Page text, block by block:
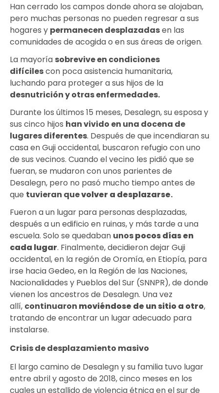
Han cerrado los campos donde ahora se alojaban,
pero muchas personas no pueden regresar a sus
hogares y permanecen desplazadasen las
comunidades de acogida o en sus áreas de origen.
La mayoría sobrevive en condiciones
difícilescon poca asistencia humanitaria,
luchando para proteger a sus hijos de la
desnutrición y otras enfermedades.
Durante los últimos 15 meses, Desalegn, su esposa y
sus cinco hijos han vivido en una docena de
lugares diferentes. Después de que incendiaran su
casa en Guji occidental, buscaron refugio con uno
de sus vecinos. Cuando el vecino les pidió que se
fueran, se mudaron con unos parientes de
Desalegn, pero no pasó mucho tiempo antes de
que tuvieran quevolver a desplazarse.
Fueron a un lugar para personas desplazadas,
después a un edificio en ruinas, y más tarde a una
escuela. Solo se quedaban unospocos días en
cada lugar. Finalmente, decidieron dejar Guji
occidental, en la región de Oromía, en Etiopía, para
irse hacia Gedeo, en la Región de las Naciones,
Nacionalidades y Pueblos del Sur (SNNPR), de donde
vienen los ancestros de Desalegn. Una vez
allí, continuaron moviéndose de un sitio a otro,
tratando de encontrar un lugar adecuado para
instalarse.
Crisis de desplazamiento masivo
El largo camino de Desalegn y su familia tuvo lugar
entre abril y agosto de 2018, cinco meses en los
cuales un estallido de violencia étnica en el sur de